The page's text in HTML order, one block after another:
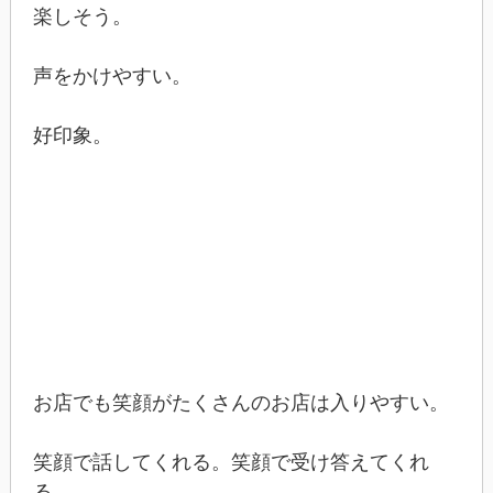
楽しそう。
声をかけやすい。
好印象。
お店でも笑顔がたくさんのお店は入りやすい。
笑顔で話してくれる。笑顔で受け答えてくれ